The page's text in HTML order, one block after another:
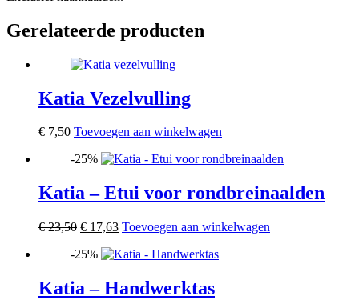
Gerelateerde producten
Katia Vezelvulling
€ 7,50 Toevoegen aan winkelwagen
-25%
Katia – Etui voor rondbreinaalden
€23,50 Oorspronkelijke
was:
€ 17,63Huidige
is:
Toevoegen aan winkelwagen
-25%
Katia – Handwerktas